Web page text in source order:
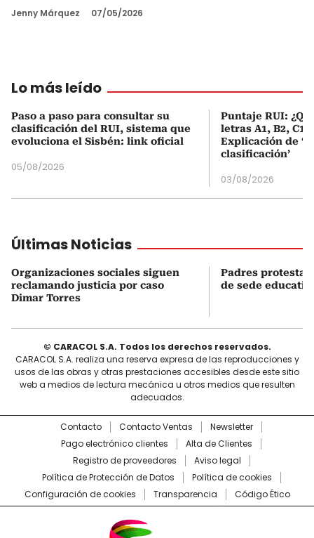
Jenny Márquez 07/05/2026
Lo más leído
Paso a paso para consultar su
clasificación del RUI, sistema que
evoluciona el Sisbén: link oficial
05/08/2026
Puntaje RUI:
letras A1, B2, C1
Explicación de
clasificación’
03/08/2026
Últimas Noticias
Organizaciones sociales siguen
reclamando justicia por caso
Dimar Torres
Padres
de sede
© CARACOL S.A. Todos los derechos reservados.
CARACOL S.A. realiza una reserva expresa de las reproducciones y
usos de las obras y otras prestaciones accesibles desde este sitio
web a medios de lectura mecánica u otros medios que resulten
adecuados.
Contacto Contacto Ventas
Newsletter
Pago electrónico clientes
Alta de Clientes
Registro de proveedores
Aviso legal
Política de Protección de Datos
Política de cookies
Configuración de cookies
Transparencia Código Ético